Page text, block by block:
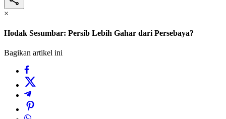
×
Hodak Sesumbar: Persib Lebih Gahar dari Persebaya?
Bagikan artikel ini